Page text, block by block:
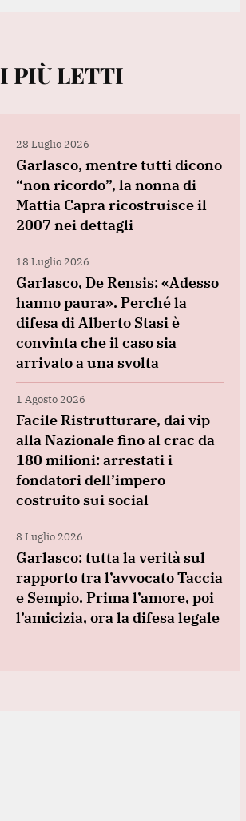
I PIÙ LETTI
28 Luglio 2026
Garlasco, mentre tutti dicono
“non ricordo”, la nonna di
Mattia Capra ricostruisce il
2007 nei dettagli
18 Luglio 2026
Garlasco, De Rensis: «Adesso
hanno paura». Perché la
difesa di Alberto Stasi è
convinta che il caso sia
arrivato a una svolta
1 Agosto 2026
Facile Ristrutturare, dai vip
alla Nazionale fino al crac da
180 milioni: arrestati i
fondatori dell’impero
costruito sui social
8 Luglio 2026
Garlasco: tutta la verità sul
rapporto tra l’avvocato Taccia
e Sempio. Prima l’amore, poi
l’amicizia, ora la difesa legale